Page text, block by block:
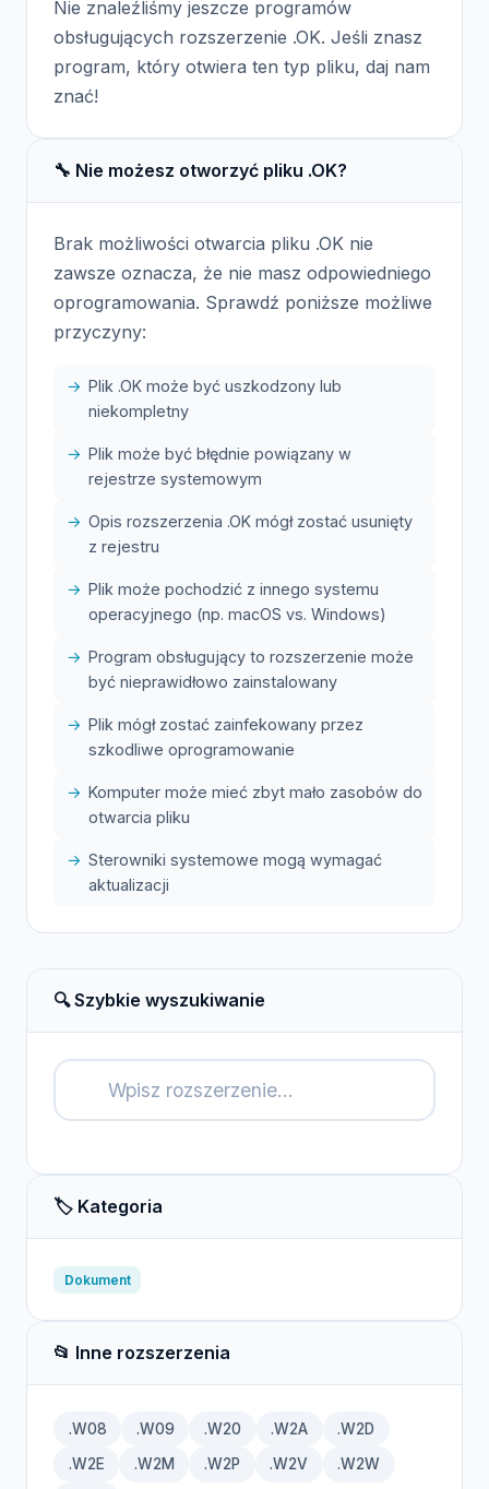
Nie znaleźliśmy jeszcze programów
obsługujących rozszerzenie .OK. Jeśli znasz
program, który otwiera ten typ pliku, daj nam
znać!
🔧 Nie możesz otworzyć pliku .OK?
Brak możliwości otwarcia pliku .OK nie
zawsze oznacza, że nie masz odpowiedniego
oprogramowania. Sprawdź poniższe możliwe
przyczyny:
Plik .OK może być uszkodzony lub
niekompletny
Plik może być błędnie powiązany w
rejestrze systemowym
Opis rozszerzenia .OK mógł zostać usunięty
z rejestru
Plik może pochodzić z innego systemu
operacyjnego (np. macOS vs. Windows)
Program obsługujący to rozszerzenie może
być nieprawidłowo zainstalowany
Plik mógł zostać zainfekowany przez
szkodliwe oprogramowanie
Komputer może mieć zbyt mało zasobów do
otwarcia pliku
Sterowniki systemowe mogą wymagać
aktualizacji
🔍 Szybkie wyszukiwanie
🏷️ Kategoria
Dokument
📂 Inne rozszerzenia
.W08 .W09 .W20 .W2A .W2D
.W2E .W2M .W2P .W2V .W2W